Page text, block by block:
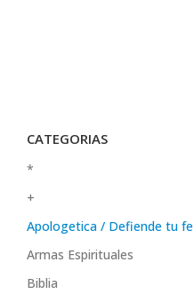
CATEGORIAS
*
+
Apologetica / Defiende tu fe
Armas Espirituales
Biblia